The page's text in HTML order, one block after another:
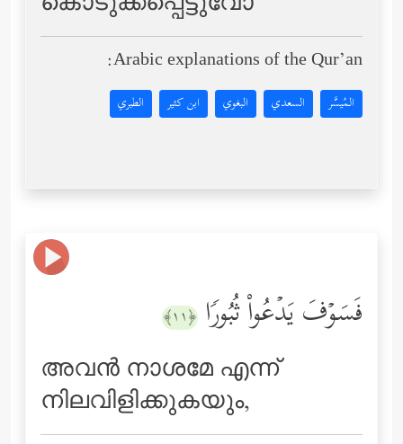
Arabic explanations of the Qur’an:
المُيسَّر السعدي البغوي ابن كثير الطبري
فَسَوۡفَ یَدۡعُواْ ثُبُورࣰا ﴿١١﴾
അവന്‍ നാശമേ എന്ന്
നിലവിളിക്കുകയും,